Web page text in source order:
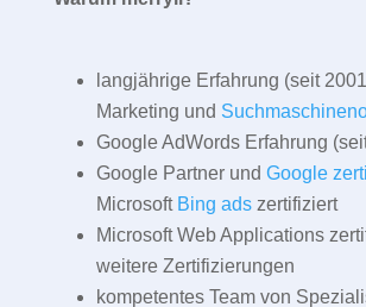
langjährige Erfahrung (seit
Marketing und
Google AdWords Erfahrung
Google Partner und Google
Microsoft Bing adszertifiziert
Microsoft Web Applications
weitere Zertifizierungen
kompetentes Team von